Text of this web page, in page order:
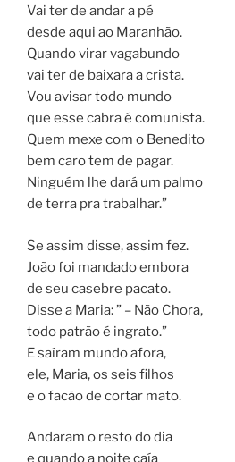
Vai ter de andar a pé
desde aqui ao Maranhão.
Quando virar vagabundo
vai ter de baixara a crista.
Vou avisar todo mundo
que esse cabra é comunista.
Quem mexe com o Benedito
bem caro tem de pagar.
Ninguém lhe dará um palmo
de terra pra trabalhar.”
Se assim disse, assim fez.
João foi mandado embora
de seu casebre pacato.
Disse a Maria: ” – Não Chora,
todo patrão é ingrato.”
E saíram mundo afora,
ele, Maria, os seis filhos
e o facão de cortar mato.
Andaram o resto do dia
e quando a noite caía